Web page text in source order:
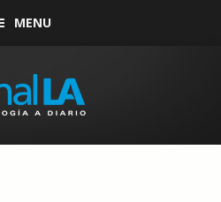
MENU